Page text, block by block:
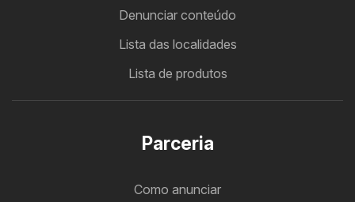
Denunciar conteúdo
Lista das localidades
Lista de produtos
Parceria
Como anunciar